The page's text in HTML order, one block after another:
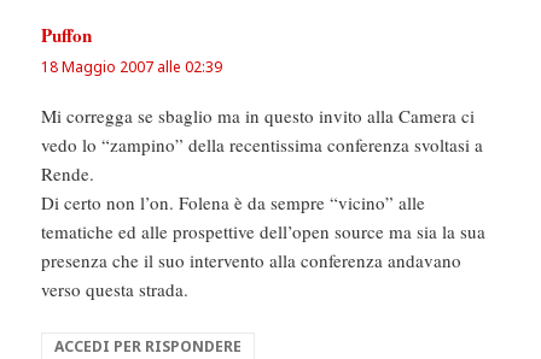
Puffon
detto:
18 Maggio 2007 alle 02:39
Mi corregga se sbaglio ma in questo invito alla Camera ci
vedo lo “zampino” della recentissima conferenza svoltasi a
Rende.
Di certo non l’on. Folena è da sempre “vicino” alle
tematiche ed alle prospettive dell’open source ma sia la sua
presenza che il suo intervento alla conferenza andavano
verso questa strada.
ACCEDI PER RISPONDERE